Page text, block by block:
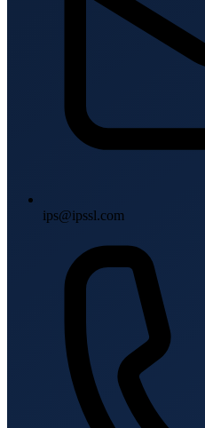
ips@ipssl.com